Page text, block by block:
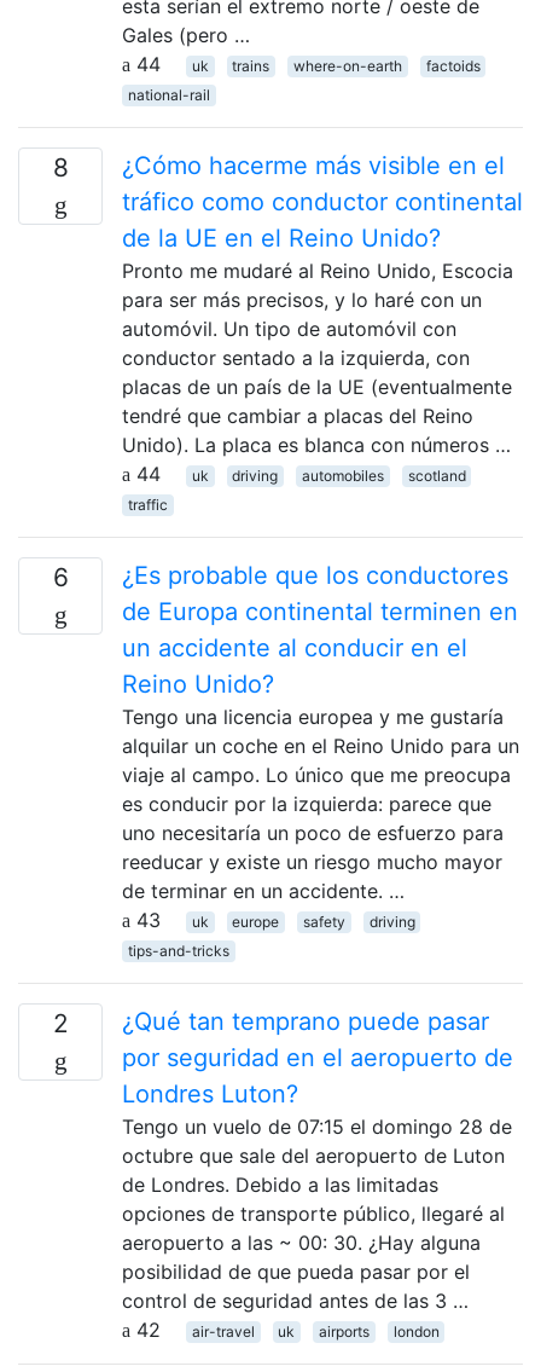
esta serían el extremo norte / oeste de
Gales (pero …
44
uk trains where-on-earth
factoids
national-rail
8
¿Cómo hacerme más visible en el
tráfico como conductor continental
de la UE en el Reino Unido?
Pronto me mudaré al Reino Unido, Escocia
para ser más precisos, y lo haré con un
automóvil. Un tipo de automóvil con
conductor sentado a la izquierda, con
placas de un país de la UE (eventualmente
tendré que cambiar a placas del Reino
Unido). La placa es blanca con números …
44
uk driving automobiles
scotland
traffic
6
¿Es probable que los conductores
de Europa continental terminen en
un accidente al conducir en el
Reino Unido?
Tengo una licencia europea y me gustaría
alquilar un coche en el Reino Unido para un
viaje al campo. Lo único que me preocupa
es conducir por la izquierda: parece que
uno necesitaría un poco de esfuerzo para
reeducar y existe un riesgo mucho mayor
de terminar en un accidente. …
43
uk europe safety
driving
tips-and-tricks
2
¿Qué tan temprano puede pasar
por seguridad en el aeropuerto de
Londres Luton?
Tengo un vuelo de 07:15 el domingo 28 de
octubre que sale del aeropuerto de Luton
de Londres. Debido a las limitadas
opciones de transporte público, llegaré al
aeropuerto a las ~ 00: 30. ¿Hay alguna
posibilidad de que pueda pasar por el
control de seguridad antes de las 3 …
42
air-travel uk airports london